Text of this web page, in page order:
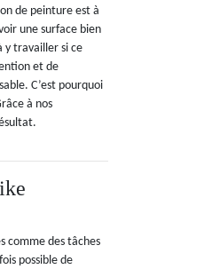
de peinture est à
une surface bien
y travailler si ce
et de
C’est pourquoi
à nos
comme des tâches
possible de